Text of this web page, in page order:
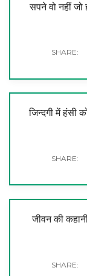
सपने वो नहीं
जिन्दगी में हंसी
जीवन की